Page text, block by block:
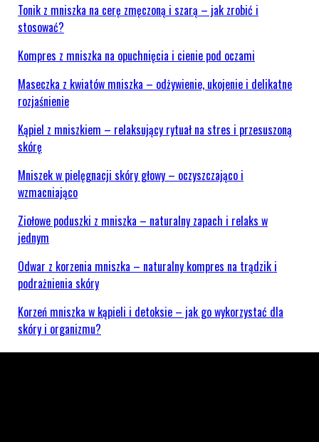
Tonik z mniszka na cerę zmęczoną i szarą – jak zrobić i
stosować?
Kompres z mniszka na opuchnięcia i cienie pod oczami
Maseczka z kwiatów mniszka – odżywienie, ukojenie i delikatne
rozjaśnienie
Kąpiel z mniszkiem – relaksujący rytuał na stres i przesuszoną
skórę
Mniszek w pielęgnacji skóry głowy – oczyszczająco i
wzmacniająco
Ziołowe poduszki z mniszka – naturalny zapach i relaks w
jednym
Odwar z korzenia mniszka – naturalny kompres na trądzik i
podrażnienia skóry
Korzeń mniszka w kąpieli i detoksie – jak go wykorzystać dla
skóry i organizmu?